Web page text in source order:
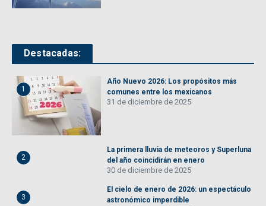
Destacadas:
1
Año Nuevo 2026: Los propósitos más
comunes entre los mexicanos
31 de diciembre de 2025
2
La primera lluvia de meteoros y Superluna
del año coincidirán en enero
30 de diciembre de 2025
3
El cielo de enero de 2026: un espectáculo
astronómico imperdible